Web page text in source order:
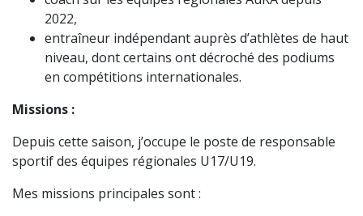
2022,
entraîneur indépendant auprès d’athlètes de haut
niveau, dont certains ont décroché des podiums
en compétitions internationales.
Missions :
Depuis cette saison, j’occupe le poste de responsable
sportif des équipes régionales U17/U19.
Mes missions principales sont :